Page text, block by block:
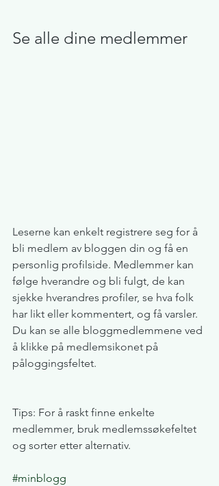
Se alle dine medlemmer
Leserne kan enkelt registrere seg for å
bli medlem av bloggen din og få en
personlig profilside. Medlemmer kan
følge hverandre og bli fulgt, de kan
sjekke hverandres profiler, se hva folk
har likt eller kommentert, og få varsler.
Du kan se alle bloggmedlemmene ved
å klikke på medlemsikonet på
påloggingsfeltet.
Tips: For å raskt finne enkelte
medlemmer, bruk medlemssøkefeltet
og sorter etter alternativ.
#minblogg